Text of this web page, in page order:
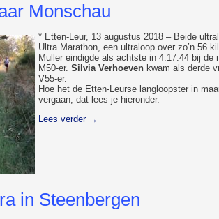
Monschau
* Etten-Leur, 13 augustus 2018 – Beide
Ultra Marathon, een ultraloop over zo’n 56
Muller eindigde als achtste in 4.17:44 bij de
M50-er. Silvia Verhoevenkwam als derde
V55-er.
Hoe het de Etten-Leurse langloopster in
vergaan, dat lees je hieronder.
Lees verder →
in Steenbergen